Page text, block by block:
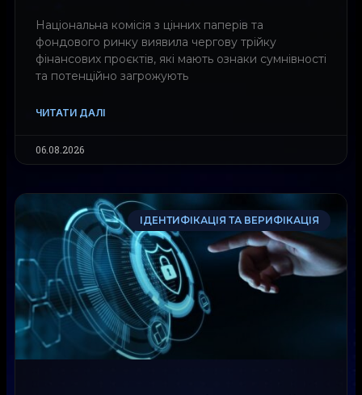
Національна комісія з цінних паперів та
фондового ринку виявила чергову трійку
фінансових проєктів, які мають ознаки сумнівності
та потенційно загрожують
ЧИТАТИ ДАЛІ
06.08.2026
ІДЕНТИФІКАЦІЯ ТА ВЕРИФІКАЦІЯ